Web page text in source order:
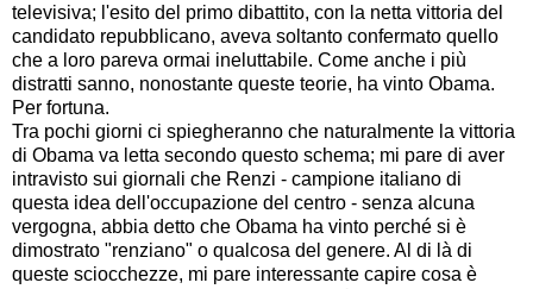
televisiva; l'esito del primo dibattito, con la netta vittoria del
candidato repubblicano, aveva soltanto confermato quello
che a loro pareva ormai ineluttabile. Come anche i più
distratti sanno, nonostante queste teorie, ha vinto Obama.
Per fortuna.
Tra pochi giorni ci spiegheranno che naturalmente la vittoria
di Obama va letta secondo questo schema; mi pare di aver
intravisto sui giornali che Renzi - campione italiano di
questa idea dell'occupazione del centro - senza alcuna
vergogna, abbia detto che Obama ha vinto perché si è
dimostrato "renziano" o qualcosa del genere. Al di là di
queste sciocchezze, mi pare interessante capire cosa è